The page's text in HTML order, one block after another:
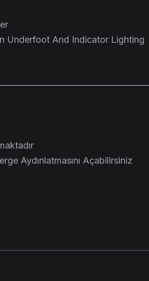
Underfoot And Indicator Lighting
Aydınlatmasını Açabilirsiniz